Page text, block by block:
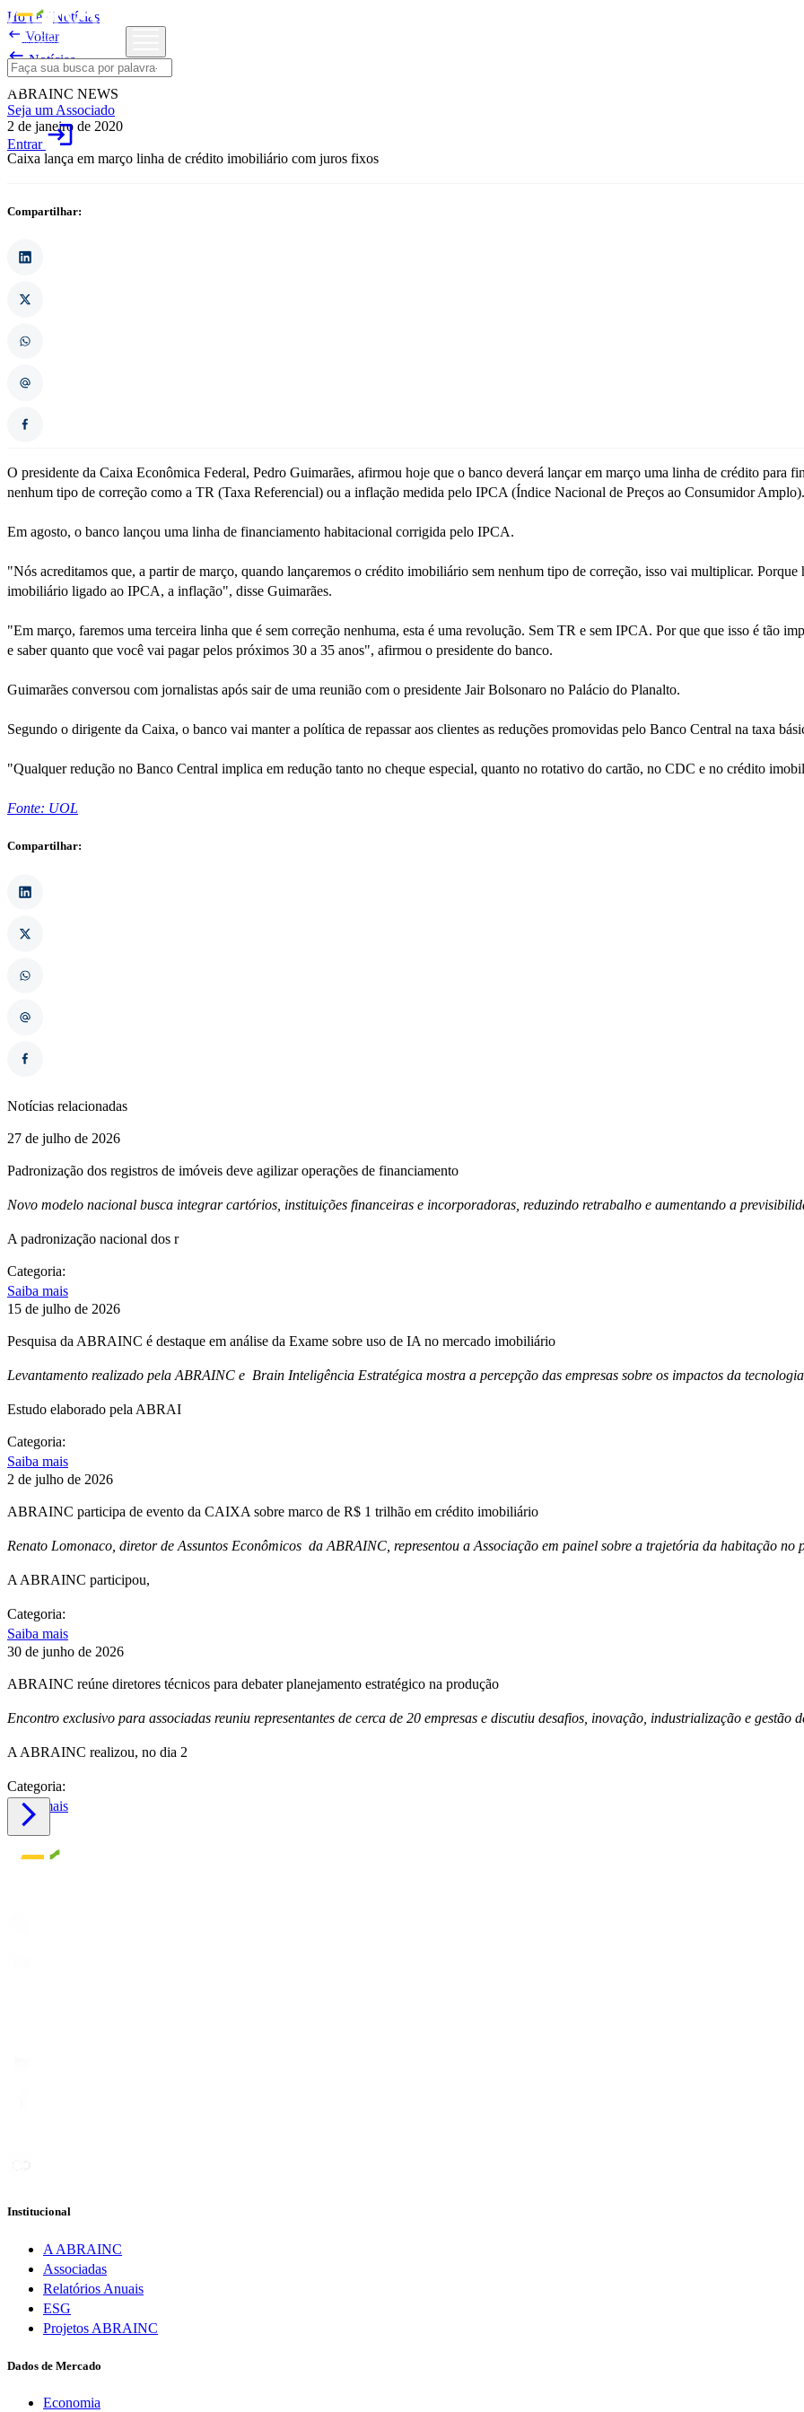
Seja um Associado
Entrarlogin
Home/Notícias
 Voltar
Notícias
ABRAINC NEWS
2 de janeiro de 2020
Caixa lança em março linha de crédito imobiliário com juros fixos
Compartilhar:
O presidente da Caixa Econômica Federal, Pedro Guimarães, afirmou hoje que o banco deverá lançar em março uma linha de crédito
nenhum tipo de correção como a TR (Taxa Referencial) ou a inflação medida pelo IPCA (Índice Nacional de Preços ao Consumidor Amplo).
Em agosto, o banco lançou uma linha de financiamento habitacional corrigida pelo IPCA.
"Nós acreditamos que, a partir de março, quando lançaremos o crédito imobiliário sem nenhum tipo de correção, isso vai multiplicar.
imobiliário ligado ao IPCA, a inflação", disse Guimarães.
"Em março, faremos uma terceira linha que é sem correção nenhuma, esta é uma revolução. Sem TR e sem IPCA. Por que que isso é tão
e saber quanto que você vai pagar pelos próximos 30 a 35 anos", afirmou o presidente do banco.
Guimarães conversou com jornalistas após sair de uma reunião com o presidente Jair Bolsonaro no Palácio do Planalto.
Segundo o dirigente da Caixa, o banco vai manter a política de repassar aos clientes as reduções promovidas pelo Banco Central na taxa
"Qualquer redução no Banco Central implica em redução tanto no cheque especial, quanto no rotativo do cartão, no CDC e no crédito
Fonte: UOL
Compartilhar:
Notícias relacionadas
27 de julho de 2026
Padronização dos registros de imóveis deve agilizar operações de financiamento
Novo modelo nacional busca integrar cartórios, instituições financeiras e incorporadoras, reduzindo retrabalho e aumentando a
A padronização nacional dos r
Categoria:
Saiba mais
15 de julho de 2026
Pesquisa da ABRAINC é destaque em análise da Exame sobre uso de IA no mercado imobiliário
Levantamento realizado pela ABRAINC e Brain Inteligência Estratégica mostra a percepção das empresas sobre os impactos da
Estudo elaborado pela ABRAI
Categoria:
Saiba mais
2 de julho de 2026
ABRAINC participa de evento da CAIXA sobre marco de R$ 1 trilhão em crédito imobiliário
Renato Lomonaco, diretor de Assuntos Econômicos da ABRAINC, representou a Associação em painel sobre a trajetória da habitação no
A ABRAINC participou,
Categoria:
Saiba mais
30 de junho de 2026
ABRAINC reúne diretores técnicos para debater planejamento estratégico na produção
Encontro exclusivo para associadas reuniu representantes de cerca de 20 empresas e discutiu desafios, inovação, industrialização e gestão
A ABRAINC realizou, no dia 2
Categoria:
Saiba mais

Institucional
A ABRAINC
Associadas
Relatórios Anuais
ESG
Projetos ABRAINC
Dados de Mercado
Economia